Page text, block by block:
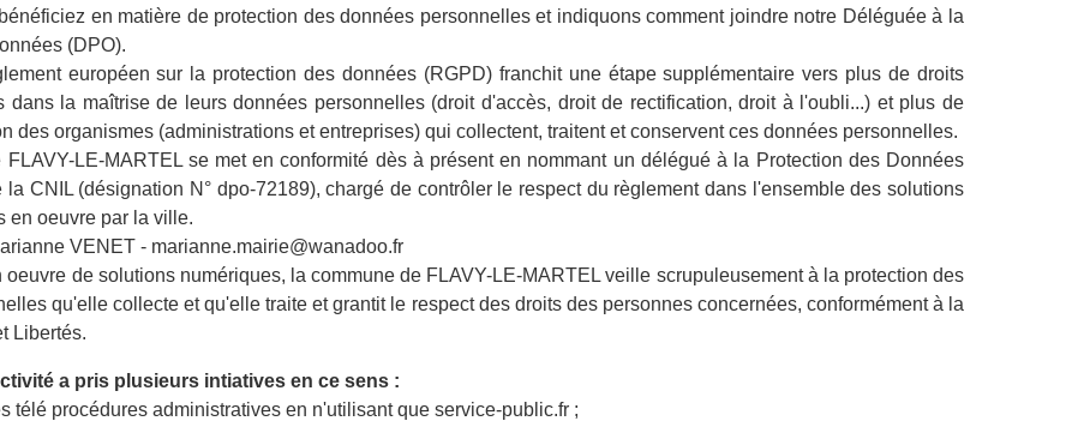
en matière de protection des données personnelles et indiquons comment joindre notre Déléguée à la
(DPO).
européen sur la protection des données (RGPD) franchit une étape supplémentaire vers plus de droits
dans la maîtrise de leurs données personnelles (droit d'accès, droit de rectification, droit à l'oubli...) et plus de
des organismes (administrations et entreprises) qui collectent, traitent et conservent ces données personnelles.
FLAVY-LE-MARTEL se met en conformité dès à présent en nommant un délégué à la Protection des Données
la CNIL (désignation N° dpo-72189), chargé de contrôler le respect du règlement dans l'ensemble des solutions
en oeuvre par la ville.
VENET - marianne.mairie@wanadoo.fr
oeuvre de solutions numériques, la commune de FLAVY-LE-MARTEL veille scrupuleusement à la protection des
qu'elle collecte et qu'elle traite et grantit le respect des droits des personnes concernées, conformément à la
Libertés.
a pris plusieurs intiatives en ce sens :
télé procédures administratives en n'utilisant que service-public.fr ;